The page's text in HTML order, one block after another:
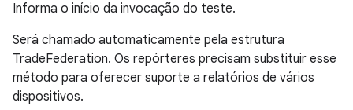
Informa o início da invocação do teste.
Será chamado automaticamente pela estrutura
TradeFederation. Os repórteres precisam substituir esse
método para oferecer suporte a relatórios de vários
dispositivos.